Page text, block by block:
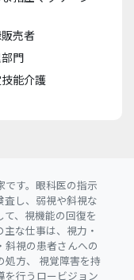
売者
門
能介護
です。眼科医の指示
査し、弱視や斜視な
、視機能の回復を
な仕事は、視力・
斜視の患者さんへの
処方、 視覚障害を持
を行うロービジョン